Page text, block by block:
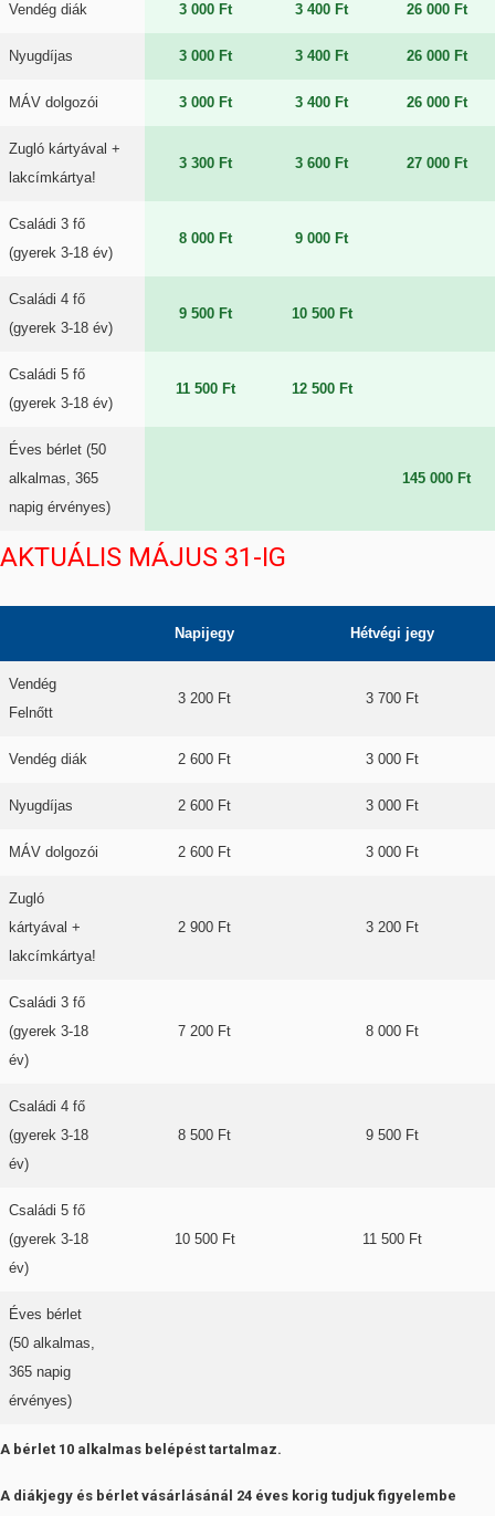
Vendég diák 3 000 Ft 3 400 Ft 26 000 Ft
Nyugdíjas 3 000 Ft 3 400 Ft 26 000 Ft
MÁV dolgozói 3 000 Ft 3 400 Ft 26 000 Ft
Zugló kártyával +
lakcímkártya!
3 300 Ft 3 600 Ft 27 000 Ft
Családi 3 fő
(gyerek 3-18 év)
8 000 Ft 9 000 Ft
Családi 4 fő
(gyerek 3-18 év)
9 500 Ft 10 500 Ft
Családi 5 fő
(gyerek 3-18 év)
11 500 Ft 12 500 Ft
Éves bérlet (50
alkalmas, 365
napig érvényes)
145 000 Ft
AKTUÁLIS MÁJUS 31-IG
Napijegy Hétvégi jegy
Vendég
Felnőtt
3 200 Ft 3 700 Ft
Vendég diák 2 600 Ft 3 000 Ft
Nyugdíjas 2 600 Ft 3 000 Ft
MÁV dolgozói 2 600 Ft 3 000 Ft
Zugló
kártyával +
lakcímkártya!
2 900 Ft 3 200 Ft
Családi 3 fő
(gyerek 3-18
év)
7 200 Ft 8 000 Ft
Családi 4 fő
(gyerek 3-18
év)
8 500 Ft 9 500 Ft
Családi 5 fő
(gyerek 3-18
év)
10 500 Ft 11 500 Ft
Éves bérlet
(50 alkalmas,
365 napig
érvényes)
A bérlet 10 alkalmas belépést tartalmaz.
A diákjegy és bérlet vásárlásánál 24 éves korig tudjuk figyelembe